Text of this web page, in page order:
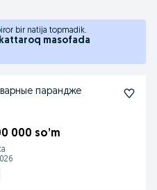
bir natija topmadik.
masofada
парандже
000 so’m